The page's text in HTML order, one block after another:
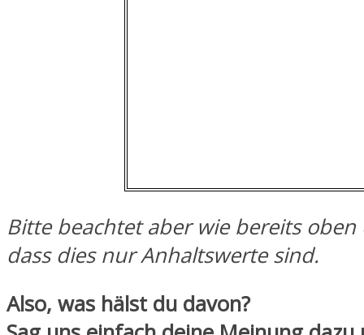
Bitte beachtet aber wie bereits
dass dies nur Anhaltswerte sind.
Also, was hälst du davon?